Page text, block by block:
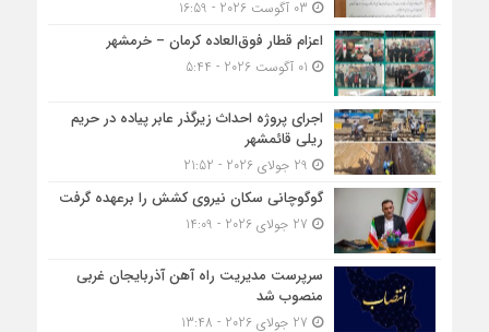
اعزام قطار فوق‌العاده کرمان – خرمشهر
اجرای پروژه احداث زیرگذر عابر پیاده در حریم
ریلی قائمشهر
گوگوچانی سکان نیروی کشش را برعهده گرفت
سرپرست مدیریت راه آهن آذربایجان غربی
منصوب شد